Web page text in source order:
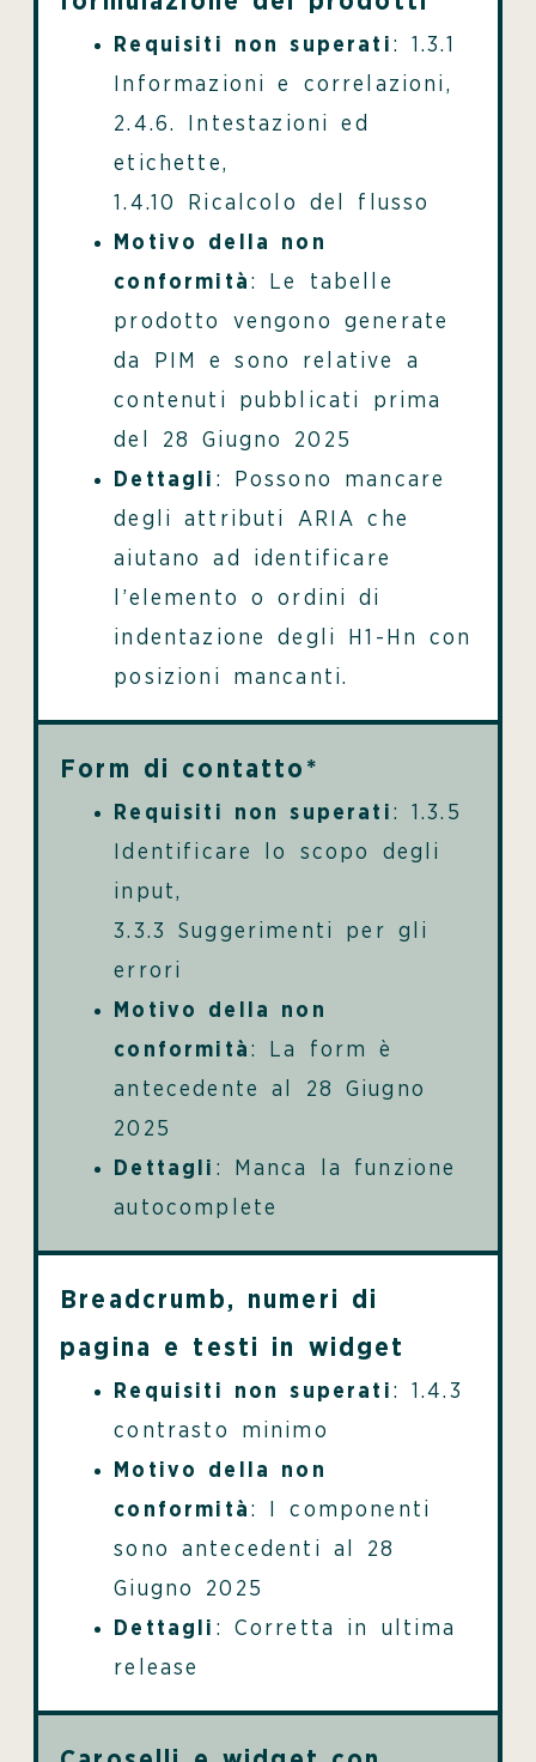
Requisiti non superati : 1.3.1
Informazioni e correlazioni,
2.4.6. Intestazioni ed
etichette,
1.4.10 Ricalcolo del flusso
Motivo della non
conformità : Le tabelle
prodotto vengono generate
da PIM e sono relative a
contenuti pubblicati prima
del 28 Giugno 2025
Dettagli : Possono mancare
degli attributi ARIA che
aiutano ad identificare
l’elemento o ordini di
indentazione degli H1-Hn con
posizioni mancanti.
Form di contatto*
Requisiti non superati : 1.3.5
Identificare lo scopo degli
input,
3.3.3 Suggerimenti per gli
errori
Motivo della non
conformità : La form è
antecedente al 28 Giugno
2025
Dettagli : Manca la funzione
autocomplete
Breadcrumb, numeri di
pagina e testi in widget
Requisiti non superati : 1.4.3
contrasto minimo
Motivo della non
conformità : I componenti
sono antecedenti al 28
Giugno 2025
Dettagli : Corretta in ultima
release